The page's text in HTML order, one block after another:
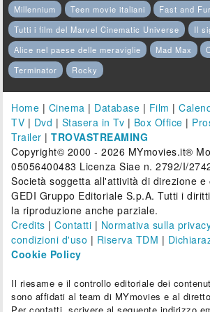
Millennium
Teen movie italiani
Fast and
Tutti i film del Marvel Cinematic Universe
Il
Alice nel paese delle meraviglie
Mad Max
Terminator
Rocky
Home | Cinema | Database | Film |
TV | Dvd | Stasera in Tv | Box Office |
Trailer |TROVASTREAMING
Copyright© 2000 - 2026 MYmovies.it®
05056400483 Licenza Siae n. 2792/I/
Società soggetta all'attività di direzione e
GEDI Gruppo Editoriale S.p.A. Tutti i
la riproduzione anche parziale.
Credits |Contatti | Normativa sulla
condizioni d'uso | Riserva TDM |
Cookie Policy
Il riesame e il controllo editoriale dei
sono affidati al team di MYmovies e al